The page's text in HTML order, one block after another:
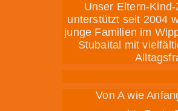
Unser Eltern-
unterstützt seit 2004
junge Familien im
Stubaital mit
Von A wie